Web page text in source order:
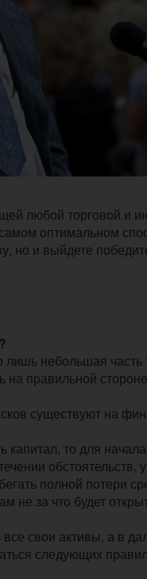
любой торговой и
оптимальном
но и выйдете
лишь небольшая
правильной
существуют на
то для
обстоятельств,
полной потери
не за что будет
все свои активы, а в
следующих